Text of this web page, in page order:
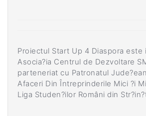
Proiectul Start Up 4 Diaspora este
Asocia?ia Centrul de Dezvoltare
parteneriat cu Patronatul
Afaceri Din Întreprinderile Mici ?i
Liga Studen?ilor Români din